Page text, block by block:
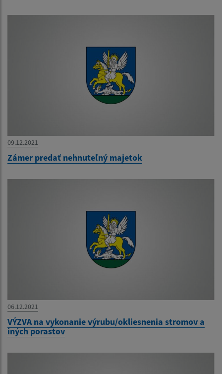
09.12.2021
Zámer predať nehnuteľný majetok
06.12.2021
VÝZVA na vykonanie výrubu/okliesnenia stromov a
iných porastov